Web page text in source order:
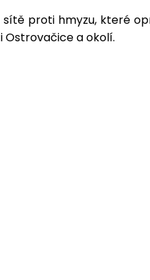
proti hmyzu, které
Ostrovačice a okolí.